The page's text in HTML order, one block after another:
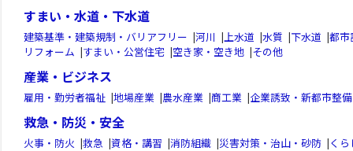
すまい・水道・下水道
建築基準・建築規制・バリアフリー |河川 |上水道 |水質 |下水道 |都市
リフォーム |すまい・公営住宅 |空き家・空き地 |その他
産業・ビジネス
雇用・勤労者福祉 |地場産業 |農水産業 |商工業 |企業誘致・新都市整備
救急・防災・安全
火事・防火 |救急 |資格・講習 |消防組織 |災害対策・治山・砂防 |く